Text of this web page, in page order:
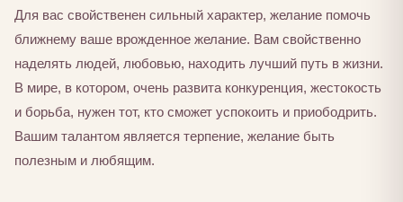
Для вас свойственен сильный характер, желание помочь
ближнему ваше врожденное желание. Вам свойственно
наделять людей, любовью, находить лучший путь в жизни.
В мире, в котором, очень развита конкуренция, жестокость
и борьба, нужен тот, кто сможет успокоить и приободрить.
Вашим талантом является терпение, желание быть
полезным и любящим.